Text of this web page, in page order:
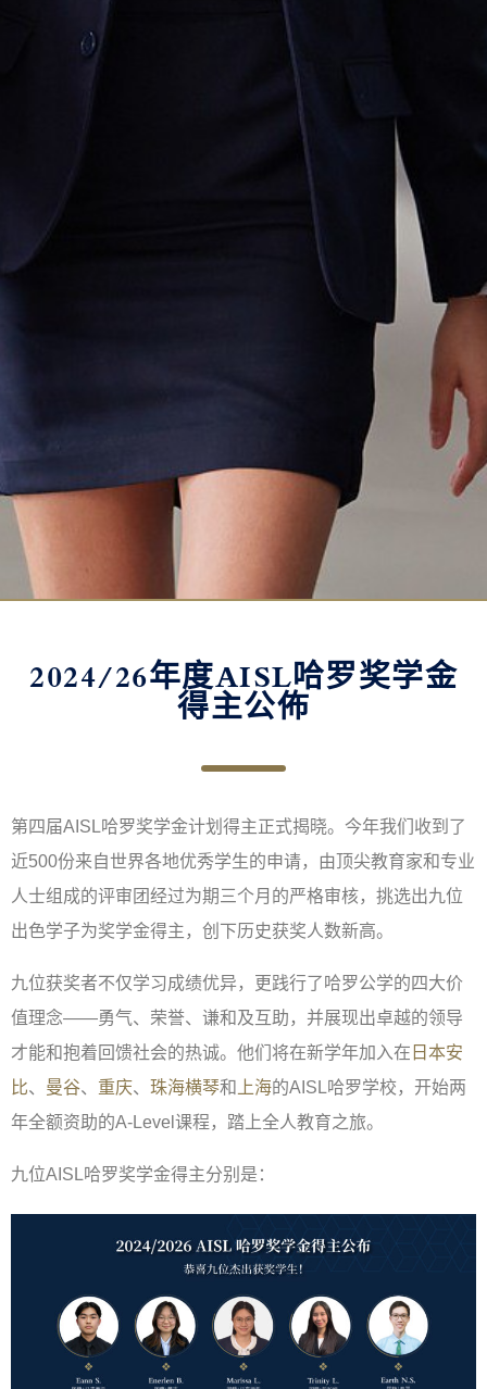
2024/26年度AISL哈罗奖学金
得主公佈
第四届AISL哈罗奖学金计划得主正式揭晓。今年我们收到了
近500份来自世界各地优秀学生的申请，由顶尖教育家和专业
人士组成的评审团经过为期三个月的严格审核，挑选出九位
出色学子为奖学金得主，创下历史获奖人数新高。
九位获奖者不仅学习成绩优异，更践行了哈罗公学的四大价
值理念——勇气、荣誉、谦和及互助，并展现出卓越的领导
才能和抱着回馈社会的热诚。他们将在新学年加入在 日本安
比、 曼谷、 重庆、 珠海横琴和 上海的AISL哈罗学校，开始两
年全额资助的A-Level课程，踏上全人教育之旅。
九位AISL哈罗奖学金得主分别是：